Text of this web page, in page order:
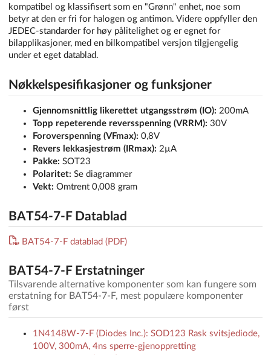
kompatibel og klassifisert som en "Grønn" enhet, noe som
betyr at den er fri for halogen og antimon. Videre oppfyller den
JEDEC-standarder for høy pålitelighet og er egnet for
bilapplikasjoner, med en bilkompatibel versjon tilgjengelig
under et eget datablad.
Nøkkelspesifikasjoner og funksjoner
Gjennomsnittlig likerettet utgangsstrøm (IO): 200mA
Topp repeterende reversspenning (VRRM): 30V
Foroverspenning (VFmax): 0,8V
Revers lekkasjestrøm (IRmax): 2µA
Pakke: SOT23
Polaritet: Se diagrammer
Vekt: Omtrent 0,008 gram
BAT54-7-F Datablad
BAT54-7-F datablad (PDF)
BAT54-7-F Erstatninger
Tilsvarende alternative komponenter som kan fungere som
erstatning for BAT54-7-F, mest populære komponenter
først
1N4148W-7-F (Diodes Inc.): SOD123 Rask svitsjediode,
100V, 300mA, 4ns sperre-gjenoppretting